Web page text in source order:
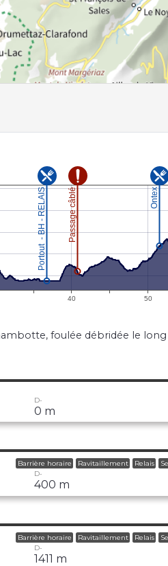
foulée débridée le long
D-
0 m
Barrière horaire Ravitaillement Relais
D-
400 m
Barrière horaire Ravitaillement Relais
D-
1411 m